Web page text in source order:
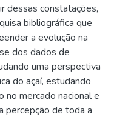
dessas constatações,
bibliográfica que
a evolução na
dos dados de
uma perspectiva
do açaí, estudando
no mercado nacional e
percepção de toda a